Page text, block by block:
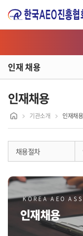
인재 채용
인재채용
기관소개 인재채용
채용절차
KOREA AEO
인재채용